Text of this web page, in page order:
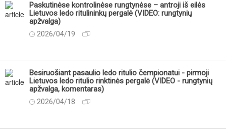
Paskutinėse kontrolinėse rungtynėse – antroji iš eilės
Lietuvos ledo ritulininkų pergalė (VIDEO: rungtynių
apžvalga)
2026/04/19
Besiruošiant pasaulio ledo ritulio čempionatui - pirmoji
Lietuvos ledo ritulio rinktinės pergalė (VIDEO - rungtynių
apžvalga, komentaras)
2026/04/18